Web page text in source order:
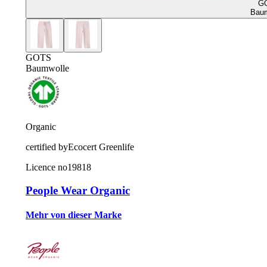
GOTS
Baumwolle
Organic
certified byEcocert Greenlife
Licence no19818
People Wear Organic
Mehr von dieser Marke